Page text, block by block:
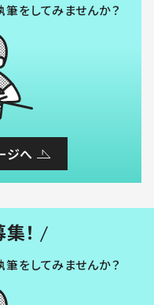
筆をしてみませんか？
ジへ
！
筆をしてみませんか？